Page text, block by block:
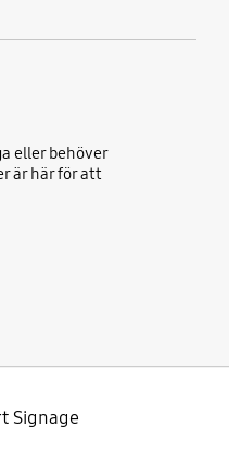
eller behöver
är här för att
Signage